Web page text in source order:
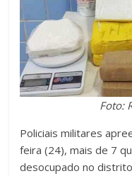
Foto:
Policiais militares
feira (24), mais de 7
desocupado no